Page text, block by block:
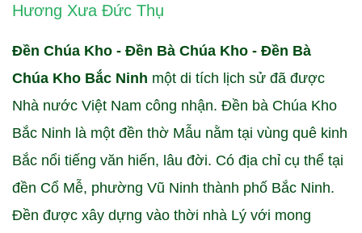
Hương Xưa Đức Thụ
Đền Chúa Kho - Đền Bà Chúa Kho - Đền Bà
Chúa Kho Bắc Ninh một di tích lịch sử đã được
Nhà nước Việt Nam công nhận. Đền bà Chúa Kho
Bắc Ninh là một đền thờ Mẫu nằm tại vùng quê kinh
Bắc nổi tiếng văn hiến, lâu đời. Có địa chỉ cụ thể tại
đền Cổ Mễ, phường Vũ Ninh thành phố Bắc Ninh.
Đền được xây dựng vào thời nhà Lý với mong